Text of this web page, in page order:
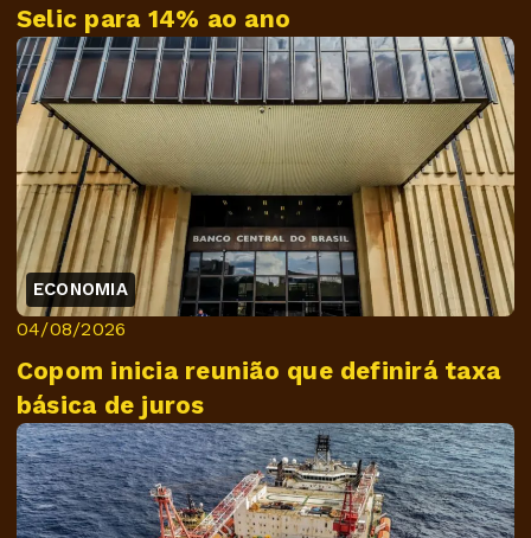
Selic para 14% ao ano
ECONOMIA
04/08/2026
Copom inicia reunião que definirá taxa
básica de juros